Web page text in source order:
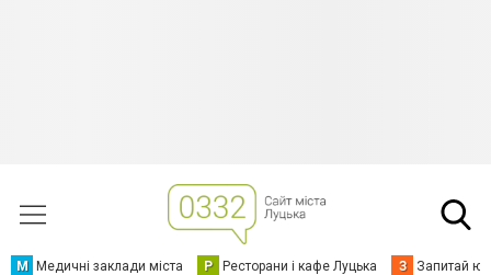
М Медичні заклади міста Р Ресторани і кафе Луцька З Запитай